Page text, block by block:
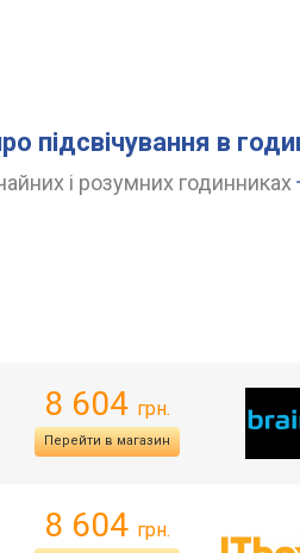
підсвічування в
і розумних годинниках
8 604 грн.
Перейти в магазин
8 604 грн.